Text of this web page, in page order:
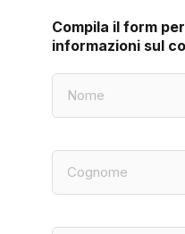
Compila il form
informazioni sul